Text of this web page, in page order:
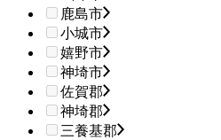
鹿島市
小城市
嬉野市
神埼市
佐賀郡
神埼郡
三養基郡